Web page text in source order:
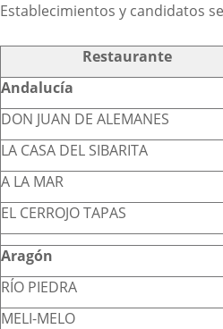
Establecimientos y candidatos
Restaurante
Andalucía
DON JUAN DE ALEMANES
LA CASA DEL SIBARITA
A LA MAR
EL CERROJO TAPAS
Aragón
RÍO PIEDRA
MELI-MELO